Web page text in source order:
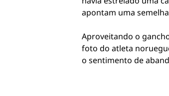
apontam uma
Aproveitando o
foto do atleta
o sentimento de